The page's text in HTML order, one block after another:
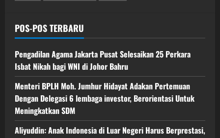
POS-POS TERBARU
Pengadilan Agama Jakarta Pusat Selesaikan 25 Perkara
Isbat Nikah bagi WNI di Johor Bahru
Menteri BPLH Moh. Jumhur Hidayat Adakan Pertemuan
Dengan Delegasi 6 lembaga investor, Berorientasi Untuk
Meningkatkan SDM
Aliyuddin: Anak Indonesia di Luar Negeri Harus Berprestasi,